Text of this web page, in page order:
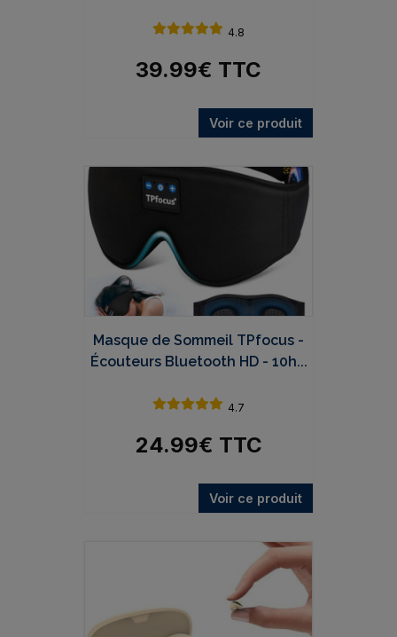
4.8
39.99€ TTC
Voir ce produit
Masque de Sommeil TPfocus -
Écouteurs Bluetooth HD - 10h...
4.7
24.99€ TTC
Voir ce produit